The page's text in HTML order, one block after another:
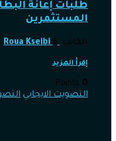
طلبات إعانة
المستثمرين
الكاتب Roua Kseibi 6 أغسطس، 2026, 1:18 م
إقرأ المزيد
0
التصويت الايجابي